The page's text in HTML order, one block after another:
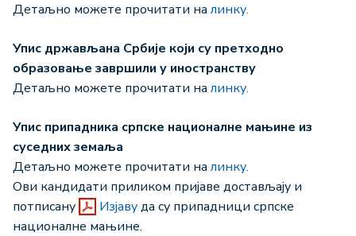
Детаљно можете прочитати на линку.
Упис држављана Србије који су претходно
образовање завршили у иностранству
Детаљно можете прочитати на линку.
Упис припадника српске националне мањине из
суседних земаља
Детаљно можете прочитати на линку.
Ови кандидати приликом пријаве достављају и
потписану
Изјавуда су припадници српске
националне мањине.